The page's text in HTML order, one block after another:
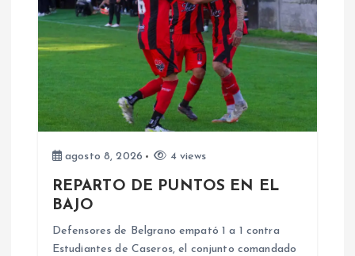
ó
n
d
agosto 8, 2026 4 views
REPARTO DE PUNTOS EN EL
BAJO
Defensores de Belgrano empató 1 a 1 contra
Estudiantes de Caseros, el conjunto comandado